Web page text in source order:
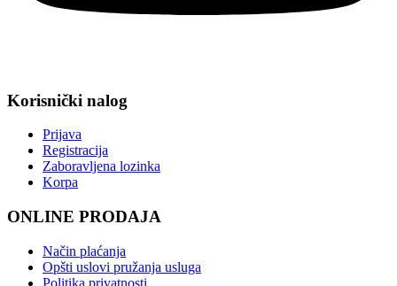
Korisnički nalog
Prijava
Registracija
Zaboravljena lozinka
Korpa
ONLINE PRODAJA
Način plaćanja
Opšti uslovi pružanja usluga
Politika privatnosti